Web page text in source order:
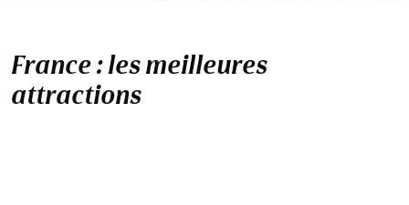
France : les meilleures
attractions